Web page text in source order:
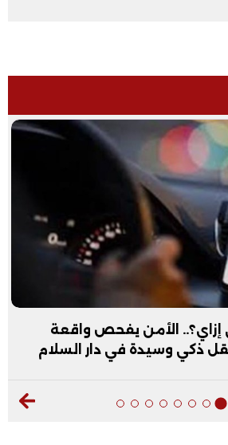
إزاي؟.. الأمن يفحص واقعة
ذكي وسيدة في دار السلام